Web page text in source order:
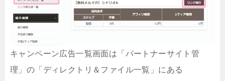
キャンペーン広告一覧画面は「パートナーサイト管
理」の「ディレクトリ＆ファイル一覧」にある